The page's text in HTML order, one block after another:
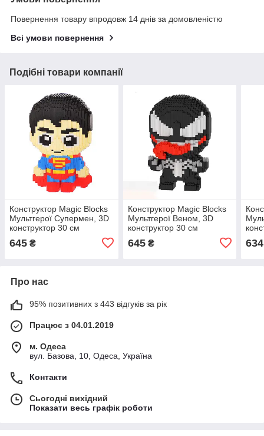
Повернення товару впродовж 14 днів за домовленістю
Всі умови повернення
Подібні товари компанії
Конструктор Magic Blocks
Мультгерої Супермен, 3D
конструктор 30 см
645 ₴
Конструктор Magic Blocks
Мультгерої Веном, 3D
конструктор 30 см
645₴ 634
Про нас
95% позитивних з 443 відгуків за рік
Працює з 04.01.2019
м. Одеса
вул. Базова, 10, Одеса, Україна
Контакти
Сьогодні вихідний
Показати весь графік роботи